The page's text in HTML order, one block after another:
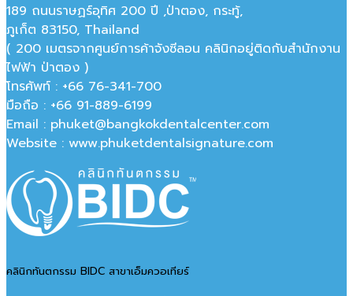
189 ถนนราษฏร์อุทิศ 200 ปี ,ป่าตอง, กระทู้,
ภูเก็ต 83150, Thailand
( 200 เมตรจากศูนย์การค้าจังซีลอน คลินิกอยู่ติดกับสำนักงาน
ไฟฟ้า ป่าตอง )
โทรศัพท์ : +66 76-341-700
มือถือ : +66 91-889-6199
Email : phuket@bangkokdentalcenter.com
Website : www.phuketdentalsignature.com
คลินิกทันตกรรม BIDC สาขาเอ็มควอเทียร์